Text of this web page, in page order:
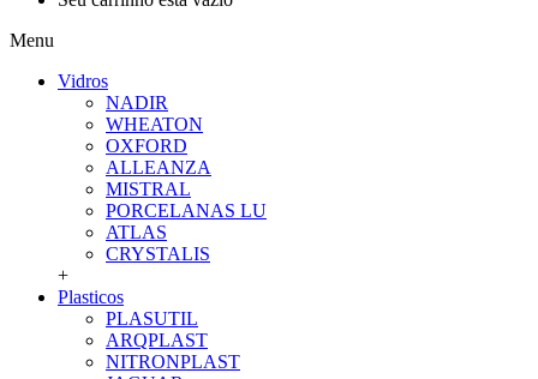
Menu
Vidros
NADIR
WHEATON
OXFORD
ALLEANZA
MISTRAL
PORCELANAS LU
ATLAS
CRYSTALIS
+
Plasticos
PLASUTIL
ARQPLAST
NITRONPLAST